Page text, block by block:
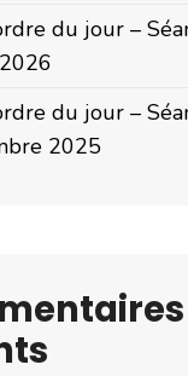
du jour –
du jour –
2025